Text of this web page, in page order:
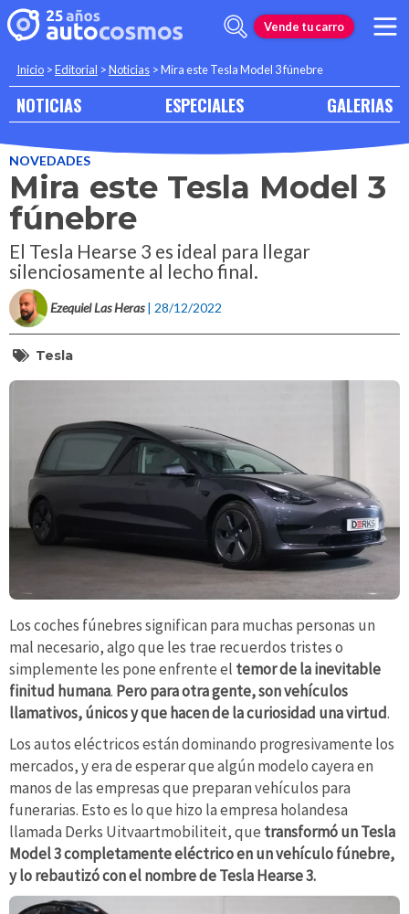
Vende tu carro
Inicio >Editorial >Noticias >Mira este Tesla Model 3 fúnebre
NOTICIAS ESPECIALES GALERIAS
NOVEDADES
Mira este Tesla Model 3
fúnebre
El Tesla Hearse 3 es ideal para llegar
silenciosamente al lecho final.
Ezequiel Las Heras | 28/12/2022
Tesla
Los coches fúnebres significan para muchas personas un
mal necesario, algo que les trae recuerdos tristes o
simplemente les pone enfrente el temor de la inevitable
finitud humana. Pero para otra gente, son vehículos
llamativos, únicos y que hacen de la curiosidad una virtud.
Los autos eléctricos están dominando progresivamente los
mercados, y era de esperar que algún modelo cayera en
manos de las empresas que preparan vehículos para
funerarias. Esto es lo que hizo la empresa holandesa
llamada Derks Uitvaartmobiliteit, que transformó un Tesla
Model 3 completamente eléctrico en un vehículo fúnebre,
y lo rebautizó con el nombre de Tesla Hearse 3.